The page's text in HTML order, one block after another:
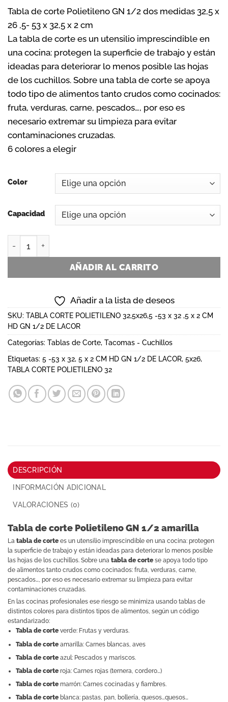
precios:
22,00€
hasta
36,00€
Tabla de corte Polietileno GN 1/2 dos medidas 32,5 x
26 ,5- 53 x 32,5 x 2 cm
La tabla de corte es un utensilio imprescindible en
una cocina: protegen la superficie de trabajo y están
ideadas para deteriorar lo menos posible las hojas
de los cuchillos. Sobre una tabla de corte se apoya
todo tipo de alimentos tanto crudos como cocinados:
fruta, verduras, carne, pescados…, por eso es
necesario extremar su limpieza para evitar
contaminaciones cruzadas.
6 colores a elegir
Color
Capacidad
AÑADIR AL CARRITO
Añadir a la lista de deseos
SKU: TABLA CORTE POLIETILENO 32,5x26,5 -53 x 32 ,5 x 2 CM
HD GN 1/2 DE LACOR
Categorías: Tablas de Corte, Tacomas - Cuchillos
Etiquetas: 5 -53 x 32, 5 x 2 CM HD GN 1/2 DE LACOR, 5x26,
TABLA CORTE POLIETILENO 32
DESCRIPCIÓN
INFORMACIÓN ADICIONAL
VALORACIONES (0)
Tabla de corte Polietileno GN 1/2 amarilla
La tabla de corte es un utensilio imprescindible en una cocina: protegen
la superficie de trabajo y están ideadas para deteriorar lo menos posible
las hojas de los cuchillos. Sobre una tabla de corte se apoya todo tipo
de alimentos tanto crudos como cocinados: fruta, verduras, carne,
pescados…, por eso es necesario extremar su limpieza para evitar
contaminaciones cruzadas.
En las cocinas profesionales ese riesgo se minimiza usando tablas de
distintos colores para distintos tipos de alimentos, según un código
estandarizado:
Tabla de corteverde: Frutas y verduras.
Tabla de corteamarilla: Carnes blancas, aves
Tabla de corteazul: Pescados y mariscos.
Tabla de corteroja: Carnes rojas (ternera, cordero…)
Tabla de cortemarrón: Carnes cocinadas y fiambres.
Tabla de corteblanca: pastas, pan, bollería, quesos…quesos…